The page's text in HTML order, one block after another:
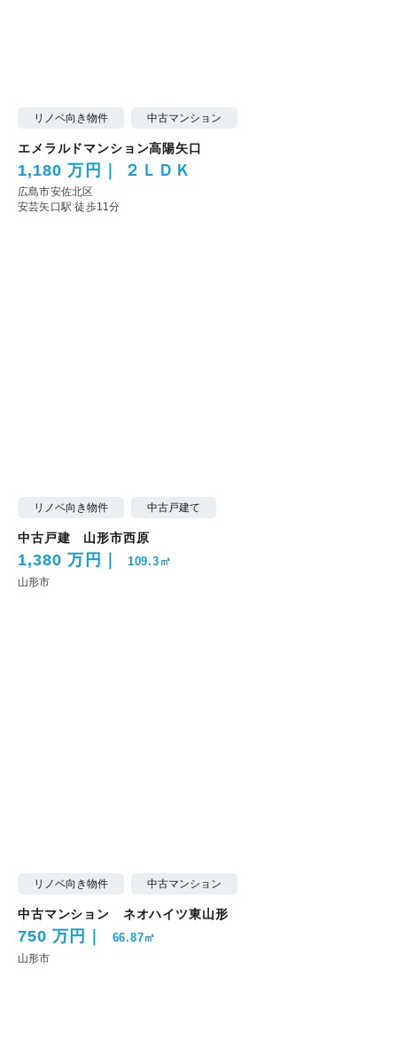
リノベ向き物件 中古マンション
エメラルドマンション高陽矢口
1,180 万円 ２ＬＤＫ
広島市安佐北区
安芸矢口駅 徒歩11分
リノベ向き物件 中古戸建て
中古戸建 山形市西原
1,380 万円 109.3㎡
山形市
リノベ向き物件 中古マンション
中古マンション ネオハイツ東山形
750 万円 66.87㎡
山形市